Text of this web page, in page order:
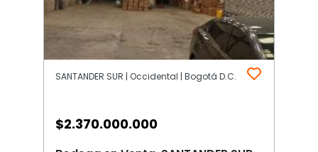
SANTANDER SUR | Occidental | Bogotá D.C.
$2.370.000.000